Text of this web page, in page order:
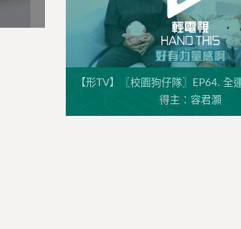
【形TV】〖校園狗仔隊〗EP64. 全
得主：容君灝